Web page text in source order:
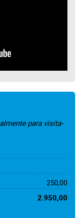
para visita-
250,00
2.950,00